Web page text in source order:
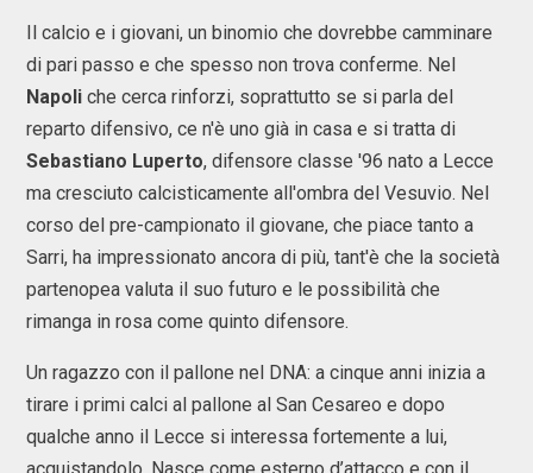
Il calcio e i giovani, un binomio che dovrebbe camminare
di pari passo e che spesso non trova conferme. Nel
Napoli che cerca rinforzi, soprattutto se si parla del
reparto difensivo, ce n'è uno già in casa e si tratta di
Sebastiano Luperto, difensore classe '96 nato a Lecce
ma cresciuto calcisticamente all'ombra del Vesuvio. Nel
corso del pre-campionato il giovane, che piace tanto a
Sarri, ha impressionato ancora di più, tant'è che la società
partenopea valuta il suo futuro e le possibilità che
rimanga in rosa come quinto difensore.
Un ragazzo con il pallone nel DNA: a cinque anni inizia a
tirare i primi calci al pallone al San Cesareo e dopo
qualche anno il Lecce si interessa fortemente a lui,